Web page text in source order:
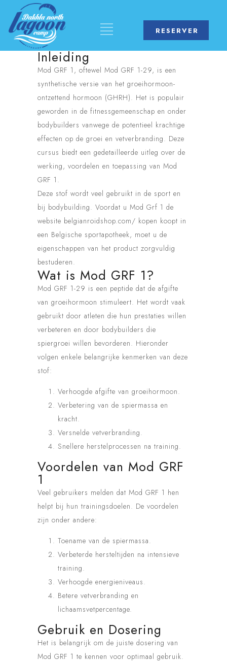
RESERVER
Inleiding
Mod GRF 1, oftewel Mod GRF 1-29, is een
synthetische versie van het groeihormoon-
ontzettend hormoon (GHRH). Het is populair
geworden in de fitnessgemeenschap en onder
bodybuilders vanwege de potentieel krachtige
effecten op de groei en vetverbranding. Deze
cursus biedt een gedetailleerde uitleg over de
werking, voordelen en toepassing van Mod
GRF 1.
Deze stof wordt veel gebruikt in de sport en
bij bodybuilding. Voordat u Mod Grf 1 de
website belgianroidshop.com/ kopen koopt in
een Belgische sportapotheek, moet u de
eigenschappen van het product zorgvuldig
bestuderen.
Wat is Mod GRF 1?
Mod GRF 1-29 is een peptide dat de afgifte
van groeihormoon stimuleert. Het wordt vaak
gebruikt door atleten die hun prestaties willen
verbeteren en door bodybuilders die
spiergroei willen bevorderen. Hieronder
volgen enkele belangrijke kenmerken van deze
stof:
Verhoogde afgifte van groeihormoon.
Verbetering van de spiermassa en
kracht.
Versnelde vetverbranding.
Snellere herstelprocessen na training.
Voordelen van Mod GRF
1
Veel gebruikers melden dat Mod GRF 1 hen
helpt bij hun trainingsdoelen. De voordelen
zijn onder andere:
Toename van de spiermassa.
Verbeterde hersteltijden na intensieve
training.
Verhoogde energieniveaus.
Betere vetverbranding en
lichaamsvetpercentage.
Gebruik en Dosering
Het is belangrijk om de juiste dosering van
Mod GRF 1 te kennen voor optimaal gebruik.